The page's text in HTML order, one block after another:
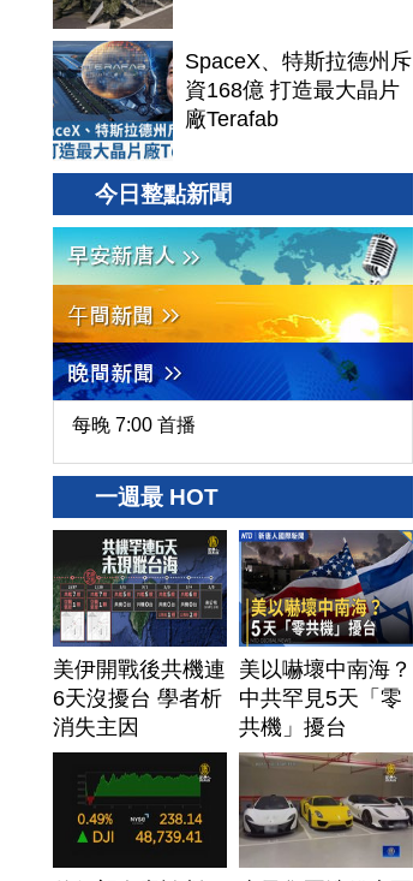
SpaceX、特斯拉德州斥
資168億 打造最大晶片
廠Terafab
今日整點新聞
每晚 7:00 首播
一週最 HOT
美伊開戰後共機連
6天沒擾台 學者析
消失主因
美以嚇壞中南海？
中共罕見5天「零
共機」擾台